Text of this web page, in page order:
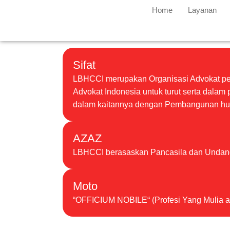
Home Layanan
Sifat
LBHCCI merupakan Organisasi Advokat
Advokat Indonesia untuk turut serta
dalam kaitannya dengan Pembangunan
AZAZ
LBHCCI berasaskan Pancasila dan
Moto
“OFFICIUM NOBILE“ (Profesi Yang Mulia